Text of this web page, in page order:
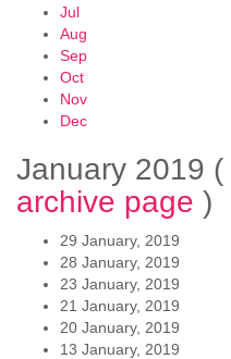
Jul
Aug
Sep
Oct
Nov
Dec
January 2019 (
archive page )
29 January, 2019
28 January, 2019
23 January, 2019
21 January, 2019
20 January, 2019
13 January, 2019